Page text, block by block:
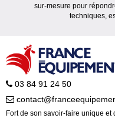
sur-mesure pour
techniques,
03 84 91 24 50
Fort de son savoir-faire unique et